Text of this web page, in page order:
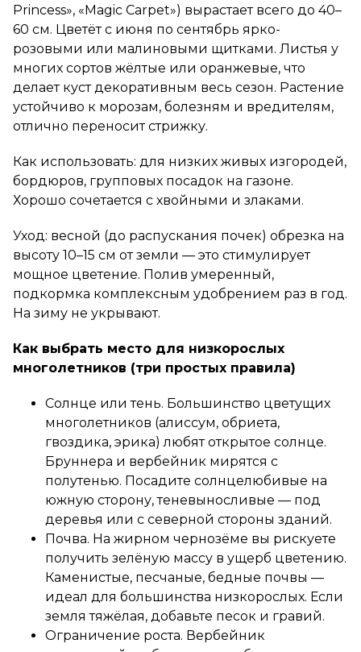
Princess», «Magic Carpet») вырастает всего до 40–
60 см. Цветёт с июня по сентябрь ярко-
розовыми или малиновыми щитками. Листья у
многих сортов жёлтые или оранжевые, что
делает куст декоративным весь сезон. Растение
устойчиво к морозам, болезням и вредителям,
отлично переносит стрижку.
Как использовать: для низких живых изгородей,
бордюров, групповых посадок на газоне.
Хорошо сочетается с хвойными и злаками.
Уход: весной (до распускания почек) обрезка на
высоту 10–15 см от земли — это стимулирует
мощное цветение. Полив умеренный,
подкормка комплексным удобрением раз в год.
На зиму не укрывают.
Как выбрать место для низкорослых
многолетников (три простых правила)
Солнце или тень. Большинство цветущих
многолетников (алиссум, обриета,
гвоздика, эрика) любят открытое солнце.
Бруннера и вербейник мирятся с
полутенью. Посадите солнцелюбивые на
южную сторону, теневыносливые — под
деревья или с северной стороны зданий.
Почва. На жирном чернозёме вы рискуете
получить зелёную массу в ущерб цветению.
Каменистые, песчаные, бедные почвы —
идеал для большинства низкорослых. Если
земля тяжёлая, добавьте песок и гравий.
Ограничение роста. Вербейник